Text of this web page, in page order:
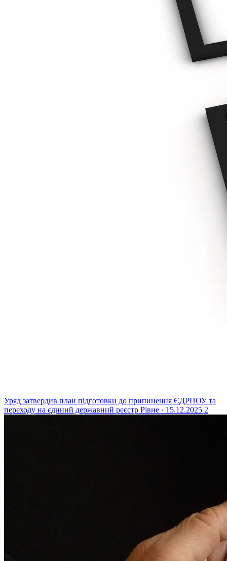
Уряд затвердив план підготовки до припинення ЄДРПОУ та
переходу на єдиний державний реєстр Рівне · 15.12.2025 2